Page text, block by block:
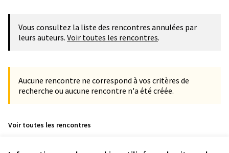
Vous consultez la liste des rencontres annulées par
leurs auteurs. Voir toutes les rencontres.
Aucune rencontre ne correspond à vos critères de
recherche ou aucune rencontre n'a été créée.
Voir toutes les rencontres